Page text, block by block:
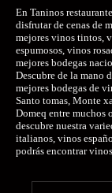
En Taninos
disfrutar de cenas de
mejores vinos tintos,
espumosos, vinos
mejores bodegas
Descubre de la mano
mejores bodegas de
Santo tomas, Monte
Domeq entre muchos
descubre nuestra
italianos, vinos
podrás encontrar